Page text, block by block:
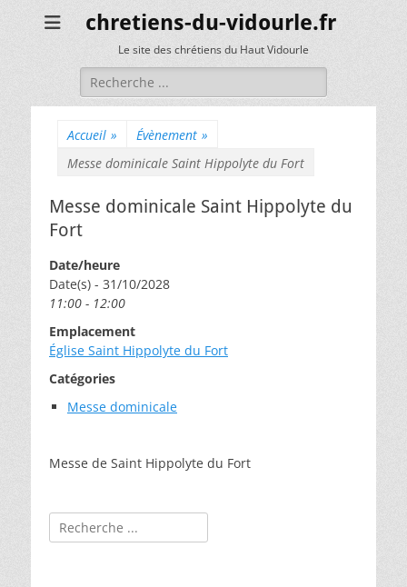
chretiens-du-vidourle.fr
Le site des chrétiens du Haut Vidourle
Rechercher :
Accueil » Évènement »
Messe dominicale Saint Hippolyte du Fort
Messe dominicale Saint Hippolyte du
Fort
Date/heure
Date(s) - 31/10/2028
11:00 - 12:00
Emplacement
Église Saint Hippolyte du Fort
Catégories
Messe dominicale
Messe de Saint Hippolyte du Fort
Rechercher :